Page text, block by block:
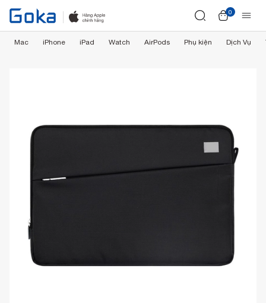
0
Mac iPhone iPad Watch AirPods Phụ kiện Dịch Vụ